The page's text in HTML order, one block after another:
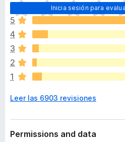
Inicia sesión para
T
o
d
a
v
a
n
h
y
v
5
4
3
2
1
Leer las 6903 revisiones
Permissions and data